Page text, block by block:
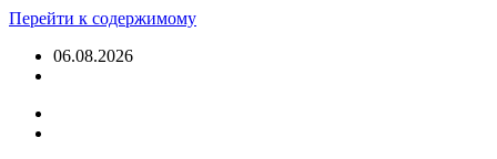
Перейти к содержимому
06.08.2026